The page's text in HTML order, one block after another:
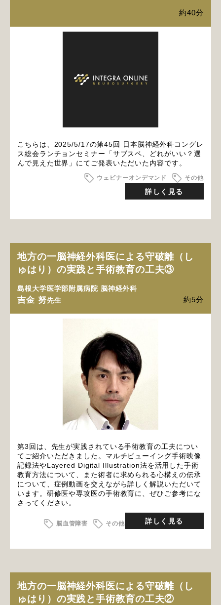
約40分
こちらは、2025/5/17の第45回 日本脳神経外科コングレ
ス総会ランチョンセミナー「サブスペ、どれがいい？選
んで見えた世界」にてご発表いただいた内容です。
ウェビナーオンデマンド その他
詳しく見る
地方の一脳神経外科医による守破離（し
ゅはり）の実践と手術教育の工夫③
島根大学医学部附属病院 脳神経外科
吉金 努先生 約5分
第3回は、先生が実践されている手術教育の工夫につい
てご紹介いただきました。マルチビューイング手術映像
記録法やLayered Digital Illustration法を活用した手術
教育方法について、また術者に求められる心構えの伝承
について、症例動画を交えながら詳しく解説いただいて
います。研修医や専攻医の手術教育に、ぜひご参考にな
さってください。
脳血管障害 その他 詳しく見る
地方の一脳神経外科医による守破離（し
ゅはり）の実践と手術教育の工夫②